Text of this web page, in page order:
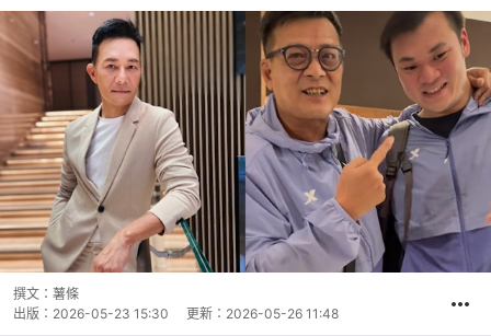
撰文： 薯條
出版： 2026-05-23 15:30 更新： 2026-05-26 11:48